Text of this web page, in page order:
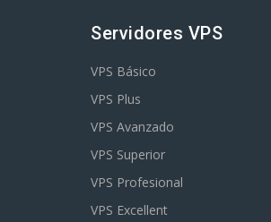
Servidores VPS
VPS Básico
VPS Plus
VPS Avanzado
VPS Superior
VPS Profesional
VPS Excellent